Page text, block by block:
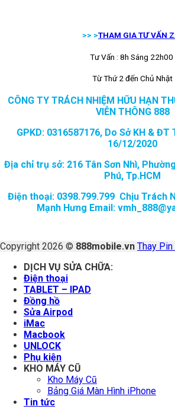
>> >THAM GIA TƯ VẤN
Tư Vấn : 8h Sáng 22h00
Từ Thứ 2 đến Chủ Nhật
CÔNG TY TRÁCH NHIỆM HỮU HẠN
VIỄN THÔNG 888
GPKD: 0316587176, Do Sở KH & ĐT
16/12/2020
Địa chỉ trụ sở: 216 Tân Sơn Nhì,
Phú, Tp.HCM
Điện thoại: 0398.799.799 Chịu Trách
Mạnh Hưng Email:
Copyright 2026 © 888mobile.vn Thay
DỊCH VỤ SỬA CHỮA:
Điện thoại
TABLET – IPAD
Đồng hồ
Sửa Airpod
iMac
Macbook
UNLOCK
Phụ kiện
KHO MÁY CŨ
Kho Máy Cũ
Bảng Giá Màn Hình iPhone
Tin tức